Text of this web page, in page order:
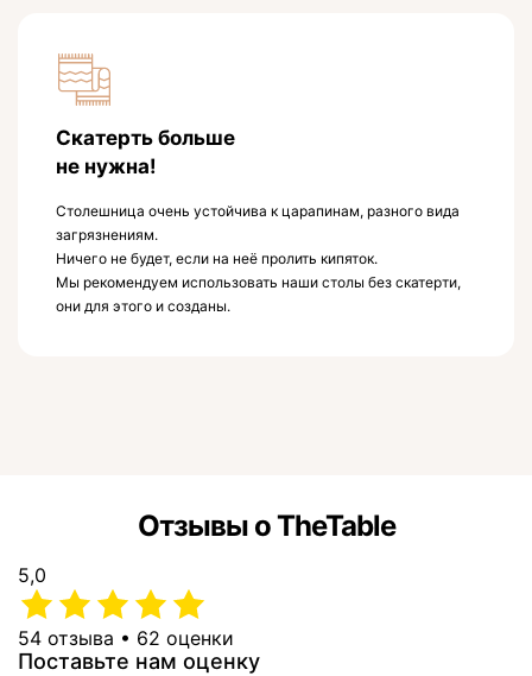
Скатерть больше
не нужна!
Столешница очень устойчива к царапинам, разного вида
загрязнениям.
Ничего не будет, если на неё пролить кипяток.
Мы рекомендуем использовать наши столы без скатерти,
они для этого и созданы.
Отзывы о TheTable
5,0
54 отзыва • 62 оценки
Поставьте нам оценку